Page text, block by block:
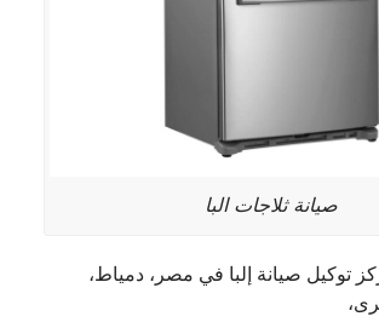
صيانة ثلاجات البا
توكيل صيانة إلبا في مصر، دمياط،